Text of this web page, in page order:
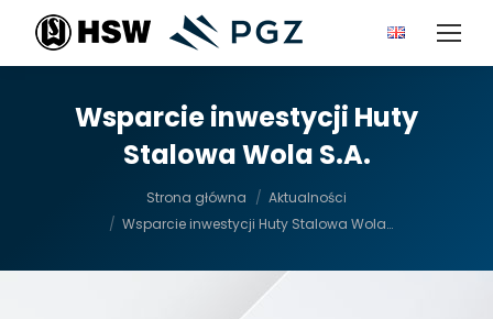
Wsparcie inwestycji Huty
Stalowa Wola S.A.
Strona główna
Aktualności
Wsparcie inwestycji Huty Stalowa Wola…